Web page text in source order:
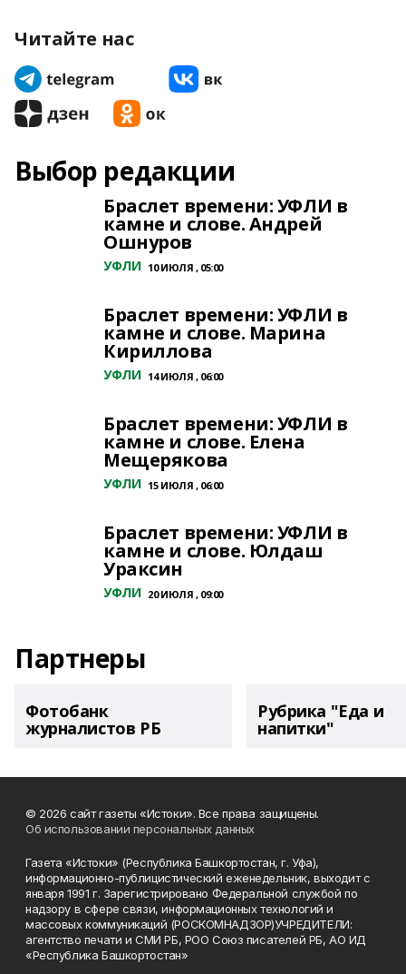
Читайте нас
Выбор редакции
Браслет времени: УФЛИ в
камне и слове. Андрей
Ошнуров
УФЛИ 10 ИЮЛЯ , 05:00
Браслет времени: УФЛИ в
камне и слове. Марина
Кириллова
УФЛИ 14 ИЮЛЯ , 06:00
Браслет времени: УФЛИ в
камне и слове. Елена
Мещерякова
УФЛИ 15 ИЮЛЯ , 06:00
Браслет времени: УФЛИ в
камне и слове. Юлдаш
Ураксин
УФЛИ 20 ИЮЛЯ , 09:00
Партнеры
Фотобанк
журналистов РБ
Рубрика "Еда и
напитки"
© 2026 сайт газеты «Истоки». Все права защищены.
Об использовании персональных данных
Газета «Истоки» (Республика Башкортостан, г. Уфа),
информационно-публицистический еженедельник, выходит с
января 1991 г. Зарегистрировано Федеральной службой по
надзору в сфере связи, информационных технологий и
массовых коммуникаций (РОСКОМНАДЗОР)УЧРЕДИТЕЛИ:
агентство печати и СМИ РБ, РОО Союз писателей РБ, АО ИД
«Республика Башкортостан»